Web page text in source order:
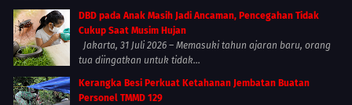
DBD pada Anak Masih Jadi Ancaman, Pencegahan Tidak
Cukup Saat Musim Hujan
Jakarta, 31 Juli 2026 – Memasuki tahun ajaran baru, orang
tua diingatkan untuk tidak...
Kerangka Besi Perkuat Ketahanan Jembatan Buatan
Personel TMMD 129